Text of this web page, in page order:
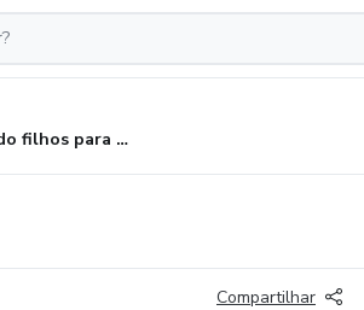
Educando filhos para a vida
Compartilhar